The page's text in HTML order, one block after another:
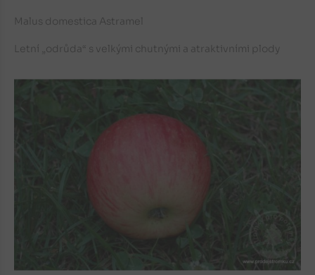
Malus domestica Astramel
Letní „odrůda“ s velkými chutnými a atraktivními plody